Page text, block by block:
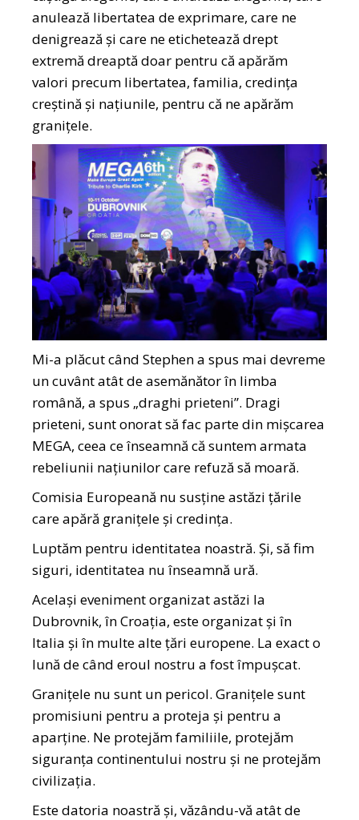
anulează libertatea de exprimare, care ne
denigrează și care ne etichetează drept
extremă dreaptă doar pentru că apărăm
valori precum libertatea, familia, credința
creștină și națiunile, pentru că ne apărăm
granițele.
Mi-a plăcut când Stephen a spus mai devreme
un cuvânt atât de asemănător în limba
română, a spus „draghi prieteni”. Dragi
prieteni, sunt onorat să fac parte din mișcarea
MEGA, ceea ce înseamnă că suntem armata
rebeliunii națiunilor care refuză să moară.
Comisia Europeană nu susține astăzi țările
care apără granițele și credința.
Luptăm pentru identitatea noastră. Și, să fim
siguri, identitatea nu înseamnă ură.
Același eveniment organizat astăzi la
Dubrovnik, în Croația, este organizat și în
Italia și în multe alte țări europene. La exact o
lună de când eroul nostru a fost împușcat.
Granițele nu sunt un pericol. Granițele sunt
promisiuni pentru a proteja și pentru a
aparține. Ne protejăm familiile, protejăm
siguranța continentului nostru și ne protejăm
civilizația.
Este datoria noastră și, văzându-vă atât de